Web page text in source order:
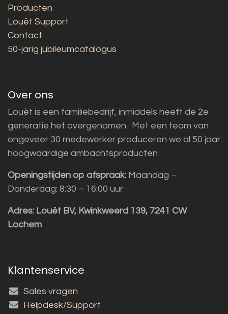
Producten
Louët Support
Contact
50-jarig jubileumcatalogus
Over ons
Louët is een familiebedrijf, inmiddels heeft de 2e
generatie het overgenomen. Met een team van
ongeveer 30 medewerker produceren we al 50 jaar
hoogwaardige ambachtsproducten
Openingstijden op afspraak: Maandag –
Donderdag: 8:30 – 16:00 uur
Adres: Louët BV, Kwinkweerd 139, 7241 CW
Lochem
Klantenservice
Sales vragen
Helpdesk/Support